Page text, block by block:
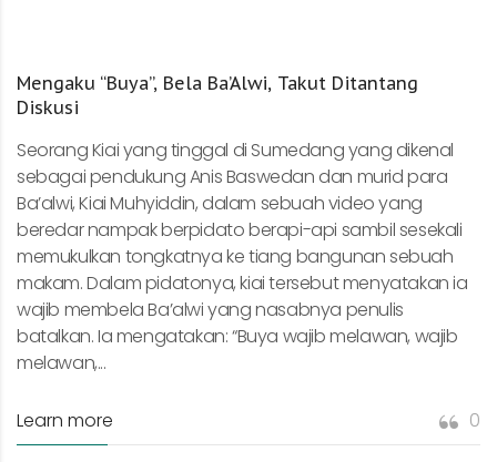
Mengaku “Buya”, Bela Ba’Alwi, Takut Ditantang
Diskusi
Seorang Kiai yang tinggal di Sumedang yang dikenal
sebagai pendukung Anis Baswedan dan murid para
Ba’alwi, Kiai Muhyiddin, dalam sebuah video yang
beredar nampak berpidato berapi-api sambil sesekali
memukulkan tongkatnya ke tiang bangunan sebuah
makam. Dalam pidatonya, kiai tersebut menyatakan ia
wajib membela Ba’alwi yang nasabnya penulis
batalkan. Ia mengatakan: “Buya wajib melawan, wajib
melawan,...
Learn more 0